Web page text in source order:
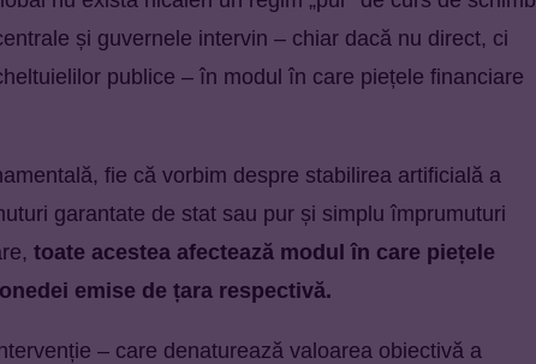
și guvernele intervin – chiar dacă nu direct, ci
publice – în modul în care piețele financiare
fie că vorbim despre stabilirea artificială a
garantate de stat sau pur și simplu împrumuturi
toate acestea afectează modul în care piețele
emise de țara respectivă.
– care denaturează valoarea obiectivă a